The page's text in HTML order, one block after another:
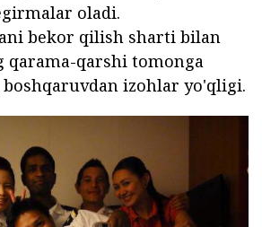
oladi.
bekor qilish sharti bilan
qarama-qarshi tomonga
izohlar yo'qligi.